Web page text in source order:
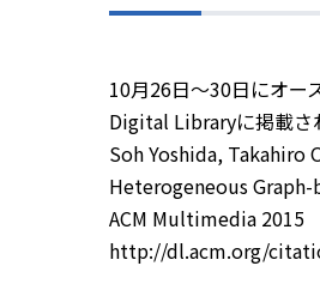
10月26日～30日にオー
Digital Libraryに掲載さ
Soh Yoshida, Takahiro
Heterogeneous
ACM Multimedia 2015
http://dl.acm.org/